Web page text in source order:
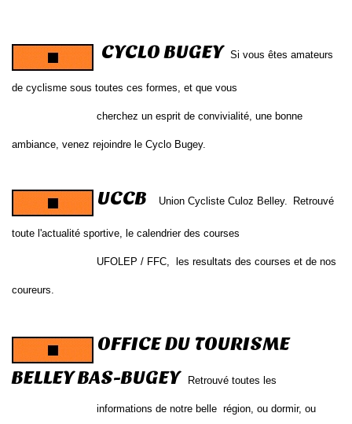
CYCLO BUGEY Si vous êtes amateurs
de cyclisme sous toutes ces formes, et que vous
cherchez un esprit de convivialité, une bonne
ambiance, venez rejoindre le Cyclo Bugey.
UCCB Union Cycliste Culoz Belley. Retrouvé
toute l'actualité sportive, le calendrier des courses
UFOLEP / FFC, les resultats des courses et de nos
coureurs.
OFFICE DU TOURISME
BELLEY BAS-BUGEY Retrouvé toutes les
informations de notre belle région, ou dormir, ou